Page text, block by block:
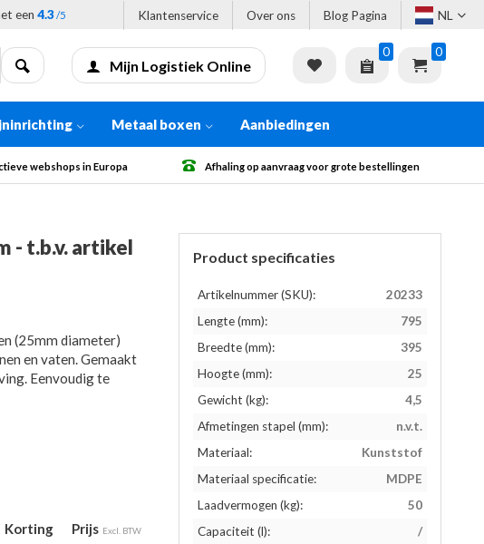
een 4.3/5 Klantenservice Over ons Blog Pagina NL
Mijn Logistiek Online
0 0
Metaal boxen Aanbiedingen
webshops in Europa Afhaling op aanvraag voor grote bestellingen
- t.b.v. artikel
(25mm diameter)
en vaten. Gemaakt
Eenvoudig te
Korting Prijs Excl. BTW
Product specificaties
Artikelnummer (SKU):
20233
Lengte (mm):
795
Breedte (mm):
395
Hoogte (mm):
25
Gewicht (kg):
4,5
Afmetingen stapel (mm):
n.v.t.
Materiaal:
Kunststof
Materiaal specificatie:
MDPE
Laadvermogen (kg):
50
Capaciteit (l):
/